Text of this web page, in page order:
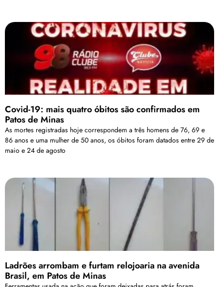
Covid-19: mais quatro óbitos são confirmados em
Patos de Minas
As mortes registradas hoje correspondem a três homens de 76, 69 e
86 anos e uma mulher de 50 anos, os óbitos foram datados entre 29 de
maio e 24 de agosto
Ladrões arrombam e furtam relojoaria na avenida
Brasil, em Patos de Minas